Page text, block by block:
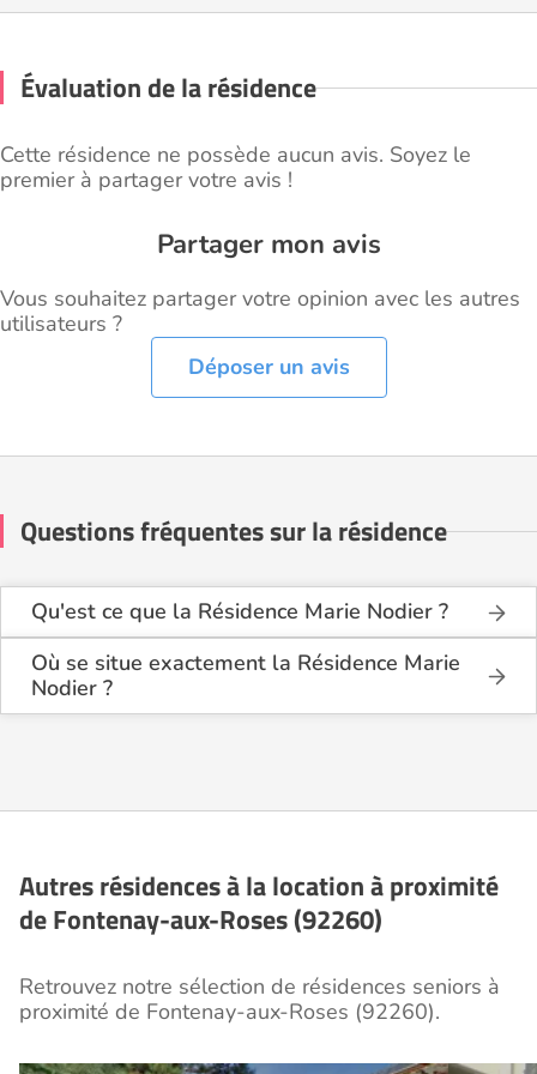
Évaluation de la résidence
Cette résidence ne possède aucun avis. Soyez le
premier à partager votre avis !
Partager mon avis
Vous souhaitez partager votre opinion avec les autres
utilisateurs ?
Déposer un avis
Questions fréquentes sur la résidence
Qu'est ce que la Résidence Marie Nodier ?
La Résidence Marie Nodier est une résidence
seniors de type foyer logement - résidence
autonomie .
Où se situe exactement la Résidence Marie
Nodier ?
La Résidence Marie Nodier est située 10 Rue
Autres résidences à la location à proximité
de Fontenay-aux-Roses (92260)
Retrouvez notre sélection de résidences seniors à
proximité de Fontenay-aux-Roses (92260).